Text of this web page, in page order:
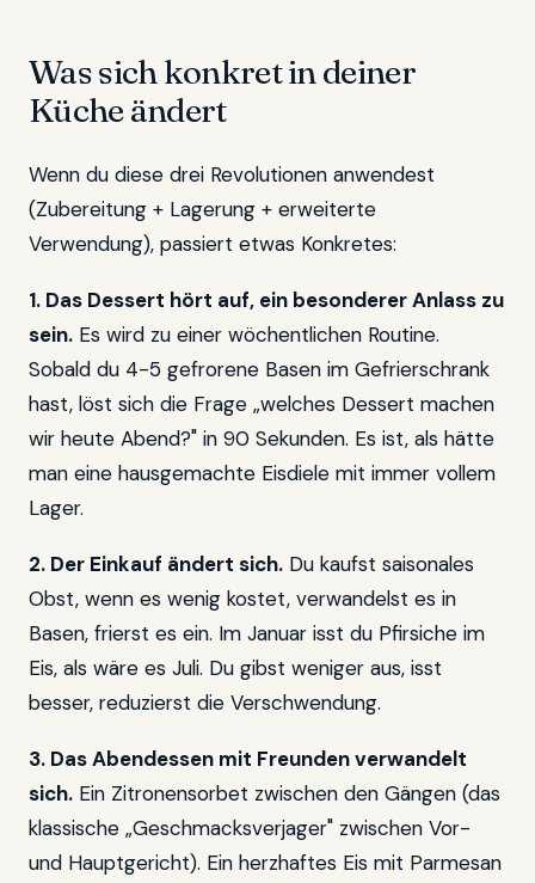
Was sich konkret in deiner
Küche ändert
Wenn du diese drei Revolutionen anwendest
(Zubereitung + Lagerung + erweiterte
Verwendung), passiert etwas Konkretes:
1. Das Dessert hört auf, ein besonderer Anlass zu
sein. Es wird zu einer wöchentlichen Routine.
Sobald du 4-5 gefrorene Basen im Gefrierschrank
hast, löst sich die Frage „welches Dessert machen
wir heute Abend?" in 90 Sekunden. Es ist, als hätte
man eine hausgemachte Eisdiele mit immer vollem
Lager.
2. Der Einkauf ändert sich. Du kaufst saisonales
Obst, wenn es wenig kostet, verwandelst es in
Basen, frierst es ein. Im Januar isst du Pfirsiche im
Eis, als wäre es Juli. Du gibst weniger aus, isst
besser, reduzierst die Verschwendung.
3. Das Abendessen mit Freunden verwandelt
sich. Ein Zitronensorbet zwischen den Gängen (das
klassische „Geschmacksverjager" zwischen Vor-
und Hauptgericht). Ein herzhaftes Eis mit Parmesan